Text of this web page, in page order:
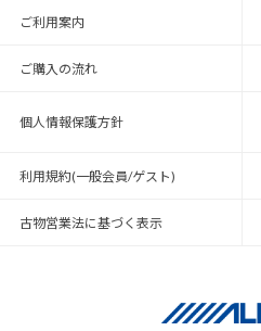
ご利用案内
ご購入の流れ
個人情報保護方針
利用規約(一般会員/ゲスト)
古物営業法に基づく表示